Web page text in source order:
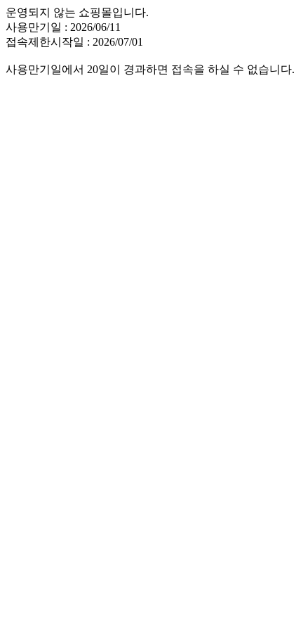
운영되지 않는 쇼핑몰입니다.
사용만기일 : 2026/06/11
접속제한시작일 : 2026/07/01
사용만기일에서 20일이 경과하면 접속을 하실 수 없습니다.